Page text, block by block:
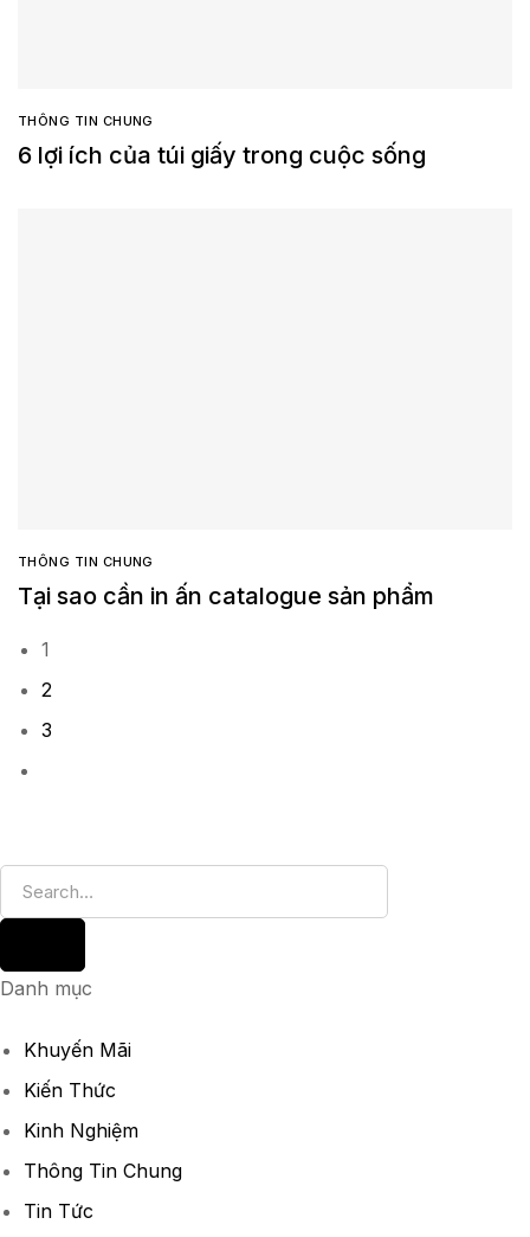
THÔNG TIN CHUNG
6 lợi ích của túi giấy trong cuộc sống
THÔNG TIN CHUNG
Tại sao cần in ấn catalogue sản phẩm
1
2
3
Danh mục
Khuyến Mãi
Kiến Thức
Kinh Nghiệm
Thông Tin Chung
Tin Tức